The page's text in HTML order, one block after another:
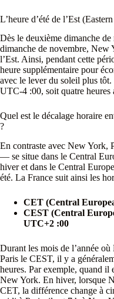
L’heure d’été de l’Est
Dès le deuxième dimanche de
dimanche de novembre, New
l’Est. Ainsi, pendant cette
heure supplémentaire pour
avec le lever du soleil plus
UTC-4 :00, soit quatre heures
Quel est le décalage horaire
?
En contraste avec New York,
— se situe dans le Central
hiver et dans le Central
été. La France suit ainsi les
CET (Central
CEST (Central
UTC+2 :00
Durant les mois de l’année
Paris le CEST, il y a
heures. Par exemple, quand il
New York. En hiver, lorsque
CET, la différence change à